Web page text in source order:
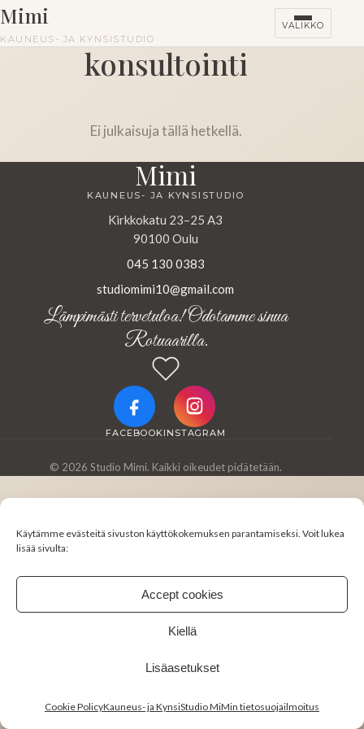
Käytämme evästeitä sivuston käyttökokemuksen parantamiseksi. Voit lukea
lisää sivulta:
Accept cookies
Kiellä
Lisäasetukset
Cookie PolicyKauneus- ja KynsiStudio MiMin tietosuojailmoitus
Mimi
KAUNEUS- JA KYNSISTUDIO
VALIKKO
konsultointi
Ei julkaisuja tällä hetkellä.
Mimi
KAUNEUS- JA KYNSISTUDIO
Kirkkokatu 23–25 A3
90100 Oulu
045 130 0383
studiomimi10@gmail.com
Lämpimästi tervetuloa! Odotamme sinua
Rotuaarilla.
FACEBOOKINSTAGRAM
© 2026 Studio Mimi. Kaikki oikeudet pidätetään.